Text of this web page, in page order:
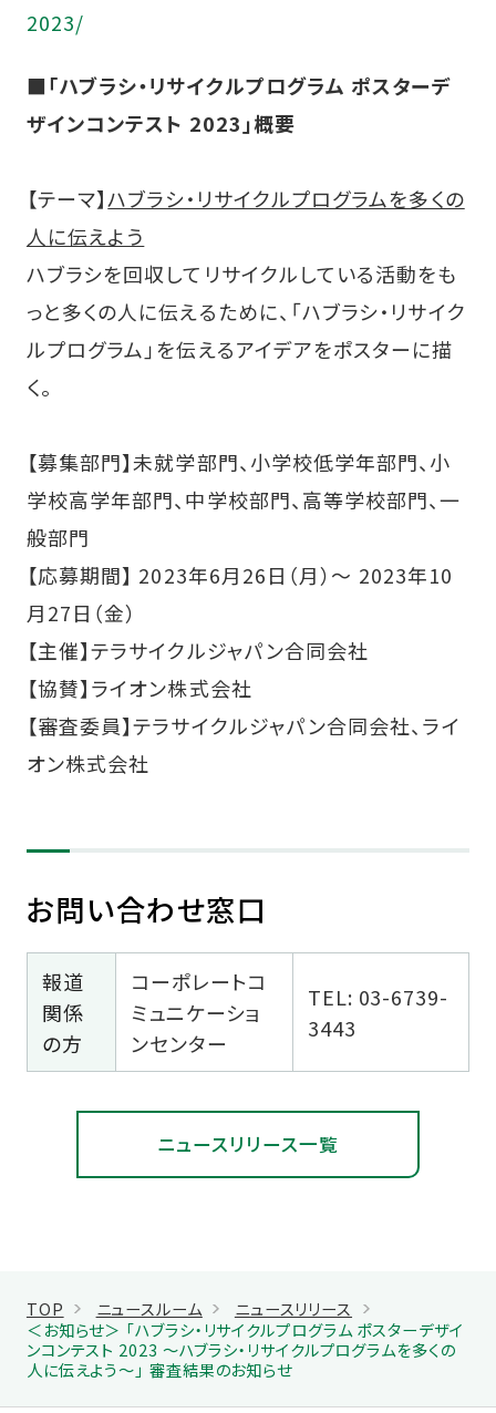
2023/
■｢ハブラシ・リサイクルプログラム ポスターデ
ザインコンテスト 2023｣概要
【テーマ】ハブラシ・リサイクルプログラムを多くの
人に伝えよう
ハブラシを回収してリサイクルしている活動をも
っと多くの人に伝えるために、「ハブラシ・リサイク
ルプログラム」を伝えるアイデアをポスターに描
く。
【募集部門】未就学部門、小学校低学年部門、小
学校高学年部門、中学校部門、高等学校部門、一
般部門
【応募期間】 2023年6月26日（月）～ 2023年10
月27日（金）
【主催】テラサイクルジャパン合同会社
【協賛】ライオン株式会社
【審査委員】テラサイクルジャパン合同会社、ライ
オン株式会社
お問い合わせ窓口
報道
関係
の方
コーポレートコ
ミュニケーショ
ンセンター
TEL: 03-6739-
3443
ニュースリリース一覧
TOP ニュースルーム
ニュースリリース
＜お知らせ＞ 「ハブラシ・リサイクルプログラム ポスターデザイ
ンコンテスト 2023 ～ハブラシ・リサイクルプログラムを多くの
人に伝えよう～」 審査結果のお知らせ